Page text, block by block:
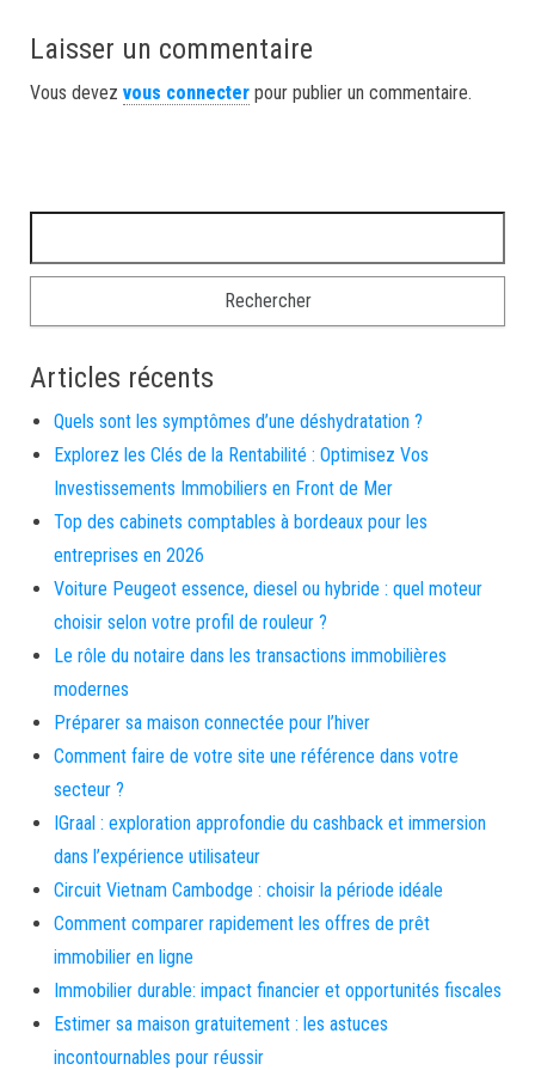
Laisser un commentaire
Vous devez vous connecter pour publier un commentaire.
Articles récents
Quels sont les symptômes d’une déshydratation ?
Explorez les Clés de la Rentabilité : Optimisez Vos
Investissements Immobiliers en Front de Mer
Top des cabinets comptables à bordeaux pour les
entreprises en 2026
Voiture Peugeot essence, diesel ou hybride : quel moteur
choisir selon votre profil de rouleur ?
Le rôle du notaire dans les transactions immobilières
modernes
Préparer sa maison connectée pour l’hiver
Comment faire de votre site une référence dans votre
secteur ?
IGraal : exploration approfondie du cashback et immersion
dans l’expérience utilisateur
Circuit Vietnam Cambodge : choisir la période idéale
Comment comparer rapidement les offres de prêt
immobilier en ligne
Immobilier durable: impact financier et opportunités fiscales
Estimer sa maison gratuitement : les astuces
incontournables pour réussir